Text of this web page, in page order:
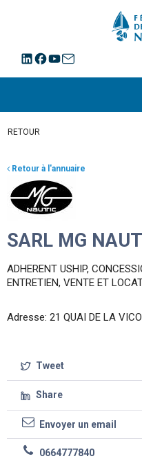
RETOUR
Retour à l'annuaire
SARL MG
ADHERENT USHIP,
ENTRETIEN, VENTE ET
Adresse: 21 QUAI DE LA
Tweet
Share
Envoyer un email
0664777840